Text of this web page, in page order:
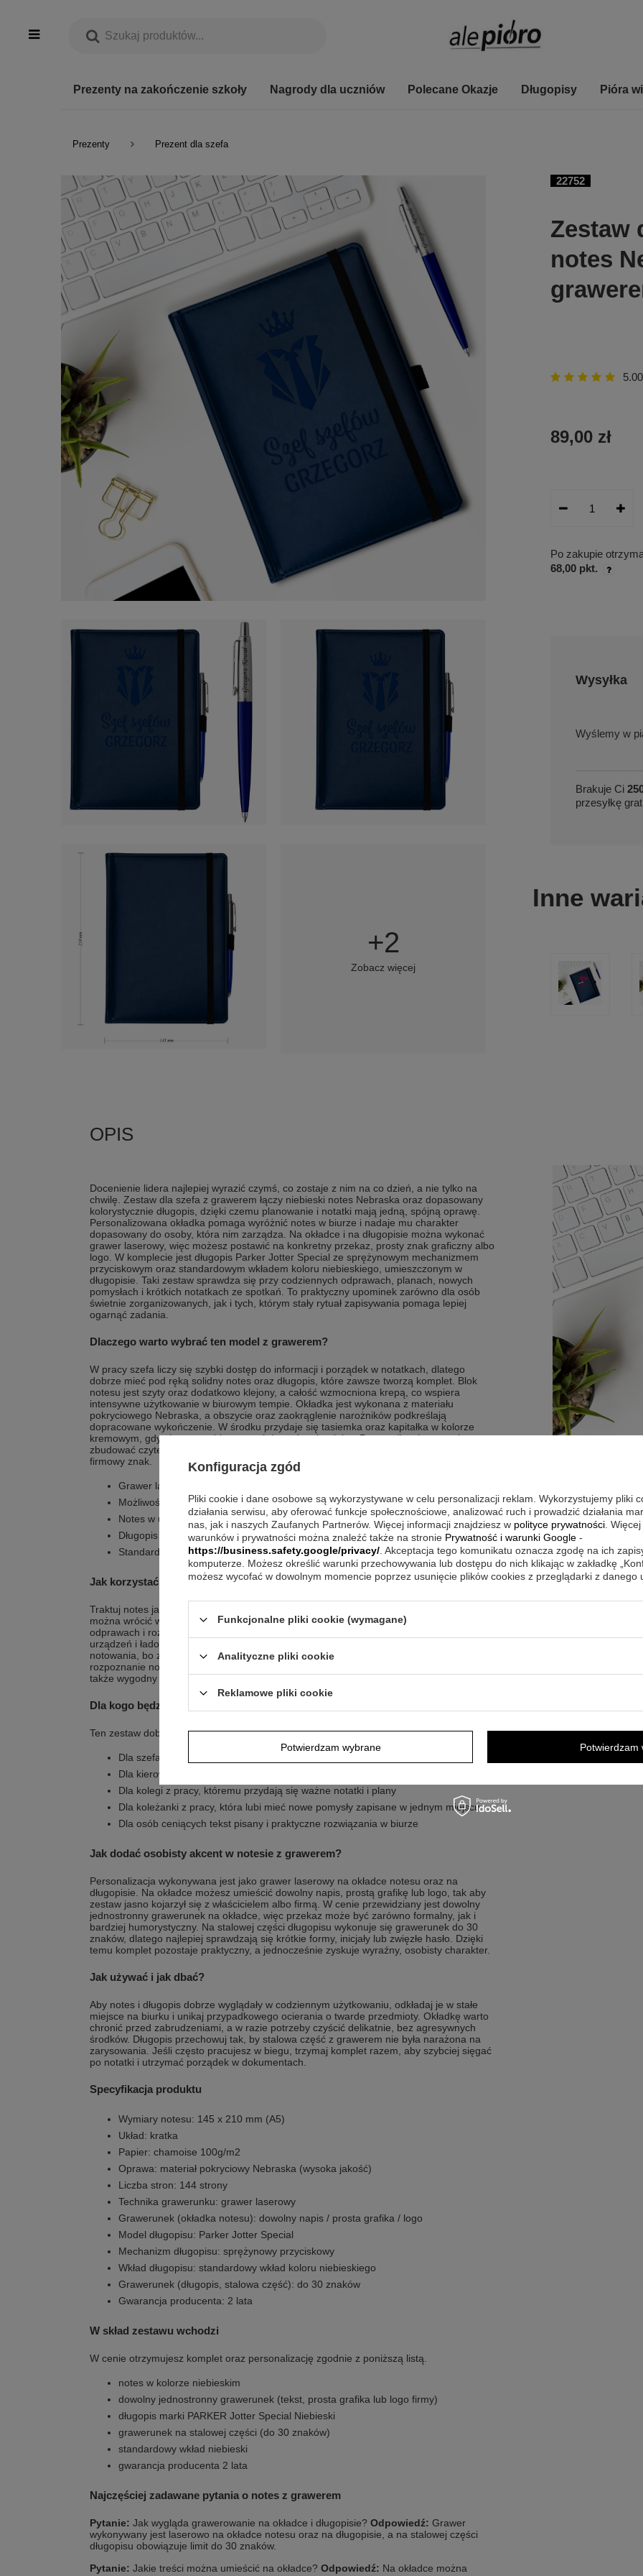
Prezenty na zakończenie szkoły Nagrody dla uczniów Polecane Okazje Długopisy Pióra
Prezenty Prezent dla szefa
+2
Zobacz więcej
22752
Zestaw
notes
89,00 zł
Po zakupie
68,00 pkt.
Wysyłka
w
Brakuje Ci
przesyłkę
Inne
Docenienie lidera najlepiej wyrazić czymś, co zostaje z nim na co dzień, a nie tylko na
chwilę. Zestaw dla szefa z grawerem łączy niebieski notes Nebraska oraz dopasowany
kolorystycznie długopis, dzięki czemu planowanie i notatki mają jedną, spójną oprawę.
Personalizowana okładka pomaga wyróżnić notes w biurze i nadaje mu charakter
dopasowany do osoby, która nim zarządza. Na okładce i na długopisie można wykonać
grawer laserowy, więc możesz postawić na konkretny przekaz, prosty znak graficzny albo
logo. W komplecie jest długopis Parker Jotter Special ze sprężynowym mechanizmem
przyciskowym oraz standardowym wkładem koloru niebieskiego, umieszczonym w
długopisie. Taki zestaw sprawdza się przy codziennych odprawach, planach, nowych
pomysłach i krótkich notatkach ze spotkań. To praktyczny upominek zarówno dla osób
świetnie zorganizowanych, jak i tych, którym stały rytuał zapisywania pomaga lepiej
ogarnąć zadania.
Dlaczego warto wybrać ten model z grawerem?
W pracy szefa liczy się szybki dostęp do informacji i porządek w notatkach, dlatego
dobrze mieć pod ręką solidny notes oraz długopis, które zawsze tworzą komplet. Blok
notesu jest szyty oraz dodatkowo klejony, a całość wzmocniona krepą, co wspiera
intensywne użytkowanie w biurowym tempie. Okładka jest wykonana z materiału
pokryciowego Nebraska, a obszycie oraz zaokrąglenie narożników podkreślają
dopracowane wykończenie. W środku przydaje się tasiemka oraz kapitałka w kolorze
kremowym, gdy chcesz szybko wracać do ważnych miejsc. Personalizacja pozwala
zbudować czytelny komunikat dla szefa, na przykład hasło Szef szefów, inicjały lub
firmowy znak.
Grawer laserowy na okładce notesu oraz na długopisie
Możliwość umieszczenia dowolnego napisu, prostej grafiki lub logo
Notes w układzie w kratkę, ułatwiający codzienne notowanie
Długopis Parker Jotter Special z przyciskowym mechanizmem sprężynowym
Standardowy wkład koloru niebieskiego umieszczony w długopisie
Jak korzystać z niego na co dzień?
Traktuj notes jako miejsce na decyzje, ustalenia i krótkie listy priorytetów, do których
można wrócić w dowolnym momencie pracy. Zestaw jest przydatny przy spotkaniach,
odprawach i rozmowach, kiedy liczy się szybkie zapisanie konkretów bez szukania
urządzeń i ładowarek. Dopasowany kolorystycznie długopis pomaga utrzymać nawyk
notowania, bo zawsze jest w tym samym komplecie. Personalizowana okładka ułatwia
rozpoznanie notesu w biurze, gdy na stole pojawia się więcej podobnych akcesoriów. To
także wygodny sposób na zbieranie pomysłów i planów w jednym miejscu.
Dla kogo będzie najbardziej trafiony?
Ten zestaw dobrze pasuje do osób, które podejmują decyzje i lubią mieć notatki pod ręką.
Dla szefa, który robi dziennie wiele notatek
Dla kierownika, który codziennie zarządza grupą ludzi
Dla kolegi z pracy, któremu przydają się ważne notatki i plany
Dla koleżanki z pracy, która lubi mieć nowe pomysły zapisane w jednym miejscu
Dla osób ceniących tekst pisany i praktyczne rozwiązania w biurze
Jak dodać osobisty akcent w notesie z grawerem?
Personalizacja wykonywana jest jako grawer laserowy na okładce notesu oraz na
długopisie. Na okładce możesz umieścić dowolny napis, prostą grafikę lub logo, tak aby
zestaw jasno kojarzył się z właścicielem albo firmą. W cenie przewidziany jest dowolny
jednostronny grawerunek na okładce, więc przekaz może być zarówno formalny, jak i
bardziej humorystyczny. Na stalowej części długopisu wykonuje się grawerunek do 30
znaków, dlatego najlepiej sprawdzają się krótkie formy, inicjały lub zwięzłe hasło. Dzięki
temu komplet pozostaje praktyczny, a jednocześnie zyskuje wyraźny, osobisty charakter.
Jak używać i jak dbać?
Aby notes i długopis dobrze wyglądały w codziennym użytkowaniu, odkładaj je w stałe
miejsce na biurku i unikaj przypadkowego ocierania o twarde przedmioty. Okładkę warto
chronić przed zabrudzeniami, a w razie potrzeby czyścić delikatnie, bez agresywnych
środków. Długopis przechowuj tak, by stalowa część z grawerem nie była narażona na
zarysowania. Jeśli często pracujesz w biegu, trzymaj komplet razem, aby szybciej sięgać
po notatki i utrzymać porządek w dokumentach.
Specyfikacja produktu
Wymiary notesu: 145 x 210 mm (A5)
Układ: kratka
Papier: chamoise 100g/m2
Oprawa: materiał pokryciowy Nebraska (wysoka jakość)
Liczba stron: 144 strony
Technika grawerunku: grawer laserowy
Grawerunek (okładka notesu): dowolny napis / prosta grafika / logo
Model długopisu: Parker Jotter Special
Mechanizm długopisu: sprężynowy przyciskowy
Wkład długopisu: standardowy wkład koloru niebieskiego
Grawerunek (długopis, stalowa część): do 30 znaków
Gwarancja producenta: 2 lata
W skład zestawu wchodzi
W cenie otrzymujesz komplet oraz personalizację zgodnie z poniższą listą.
notes w kolorze niebieskim
dowolny jednostronny grawerunek (tekst, prosta grafika lub logo firmy)
długopis marki PARKER Jotter Special Niebieski
grawerunek na stalowej części (do 30 znaków)
standardowy wkład niebieski
gwarancja producenta 2 lata
Najczęściej zadawane pytania o notes z grawerem
Pytanie: Jak wygląda grawerowanie na okładce i długopisie? Odpowiedź: Grawer
wykonywany jest laserowo na okładce notesu oraz na długopisie, a na stalowej części
długopisu obowiązuje limit do 30 znaków.
Pytanie: Jakie treści można umieścić na okładce? Odpowiedź: Na okładce można
Konfiguracja zgód
Pliki cookie i dane osobowe są wykorzystywane w celu personalizacji reklam. Wykorzystujemy pliki
działania serwisu, aby oferować funkcje społecznościowe, analizować ruch i prowadzić działania
nas, jak i naszych Zaufanych Partnerów. Więcej informacji znajdziesz w polityce prywatności .
warunków i prywatności można znaleźć także na stronie Prywatność i warunki Google -
https://business.safety.google/privacy/ . Akceptacja tego komunikatu oznacza zgodę na ich
komputerze. Możesz określić warunki przechowywania lub dostępu do nich klikając w zakładkę
możesz wycofać w dowolnym momencie poprzez usunięcie plików cookies z przeglądarki z danego
Funkcjonalne pliki cookie (wymagane)
Analityczne pliki cookie
Reklamowe pliki cookie
Potwierdzam wybrane Potwierdzam